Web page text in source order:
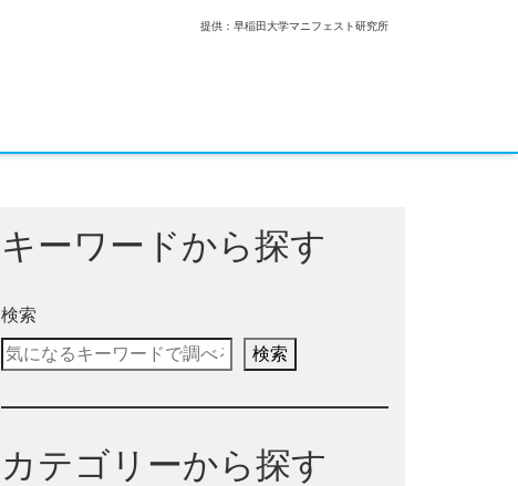
提供：早稲田大学マニフェスト研究所
キーワードから探す
検索
検索
カテゴリーから探す